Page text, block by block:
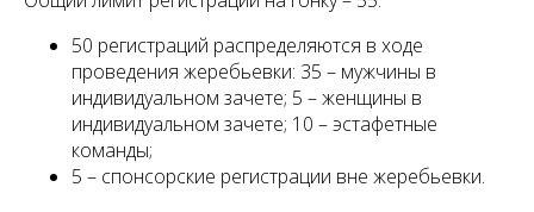
50 регистраций распределяются в ходе
проведения жеребьевки: 35 – мужчины в
индивидуальном зачете; 5 – женщины в
индивидуальном зачете; 10 – эстафетные
команды;
5 – спонсорские регистрации вне жеребьевки.